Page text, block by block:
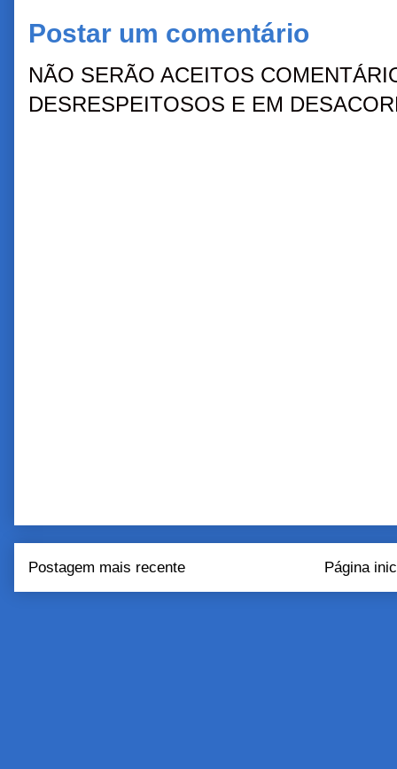
Postar um comentário
NÃO SERÃO ACEITOS
DESRESPEITOSOS E EM
Postagem mais recente Página